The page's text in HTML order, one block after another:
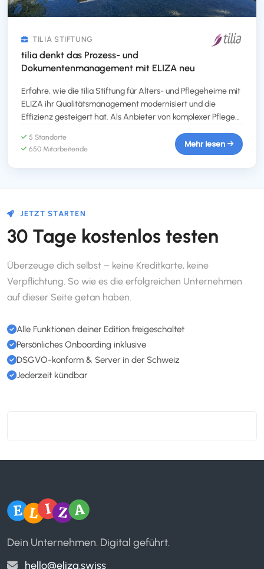
TILIA STIFTUNG
tilia denkt das Prozess- und
Dokumentenmanagement mit ELIZA neu
Erfahre, wie die tilia Stiftung für Alters- und Pflegeheime mit
ELIZA ihr Qualitätsmanagement modernisiert und die
Effizienz gesteigert hat. Als Anbieter von komplexer Pflege
benutzerfreundlichen Lösung, um Prozesse zu optimieren
und Informationen zentral zu verwalten. ELIZA bot die ideale
Antwort: Die intuitive Darstellung, die transparenten Abläufe
5 Standorte
650 Mitarbeitende
Mehr lesen
JETZT STARTEN
30 Tage kostenlos testen
Überzeuge dich selbst – keine Kreditkarte, keine
Verpflichtung. So wie es die erfolgreichen Unternehmen
auf dieser Seite getan haben.
Alle Funktionen deiner Edition freigeschaltet
Persönliches Onboarding inklusive
DSGVO-konform & Server in der Schweiz
Jederzeit kündbar
Dein Unternehmen. Digital geführt.
hello@eliza.swiss